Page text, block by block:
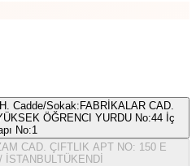
Cadde/Sokak:FABRİKALAR CAD.
ÖĞRENCI YURDU No:44 İç
No:1
CAD. ÇIFTLIK APT NO: 150 E
TÜKENDİ